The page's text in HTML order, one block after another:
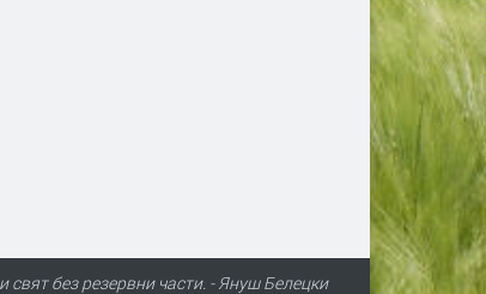
без резервни части. - Януш Белецки